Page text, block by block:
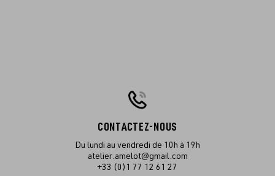
CONTACTEZ-NOUS
Du lundi au vendredi de 10h à 19h
atelier.amelot@gmail.com
+33 (0)1 77 12 61 27